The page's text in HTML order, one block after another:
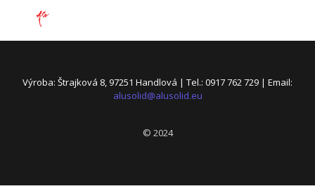
Výroba: Štrajková 8, 97251 Handlová | Tel.: 0917 762 729 | Email:
alusolid@alusolid.eu
© 2024